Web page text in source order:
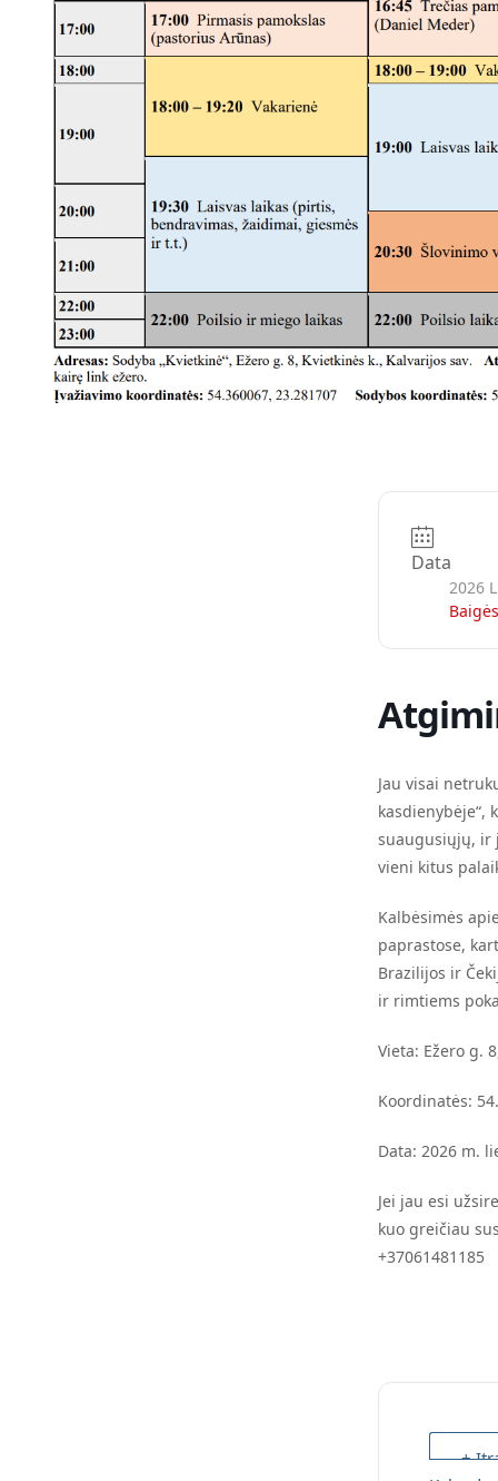
Data
2026
Jau visai
kasdienybėje“,
suaugusiųjų, ir
vieni kitus
Kalbėsimės
paprastose,
Brazilijos ir
ir rimtiems
Vieta: Ežero g.
Koordinatės:
Data: 2026 m.
Jei jau esi
kuo greičiau
+37061481185
+